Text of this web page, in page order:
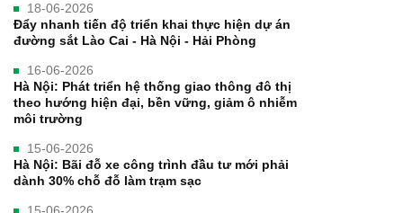
18-06-2026
Đẩy nhanh tiến độ triển khai thực hiện dự án
đường sắt Lào Cai - Hà Nội - Hải Phòng
16-06-2026
Hà Nội: Phát triển hệ thống giao thông đô thị
theo hướng hiện đại, bền vững, giảm ô nhiễm
môi trường
15-06-2026
Hà Nội: Bãi đỗ xe công trình đầu tư mới phải
dành 30% chỗ đỗ làm trạm sạc